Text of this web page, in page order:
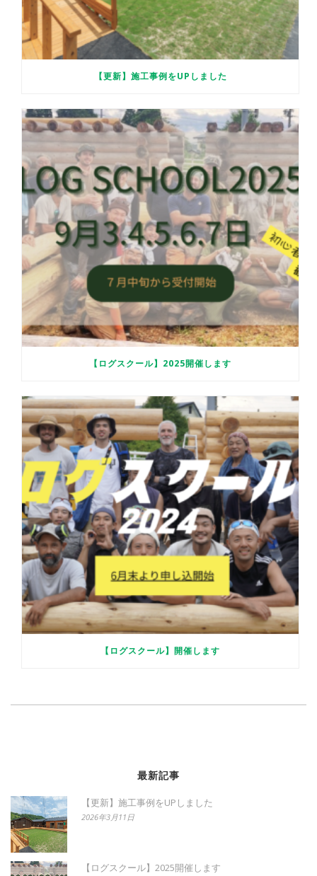
【更新】施工事例をUPしました
【ログスクール】2025開催します
【ログスクール】開催します
最新記事
【更新】施工事例をUPしました
2026年3月11日
【ログスクール】2025開催します